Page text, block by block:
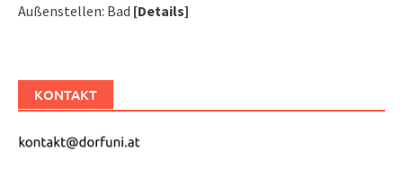
Außenstellen: Bad [Details]
KONTAKT